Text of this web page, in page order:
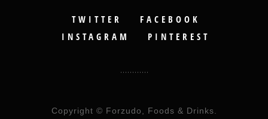
TWITTER
FACEBOOK
INSTAGRAM
PINTEREST
Copyright © Forzudo, Foods & Drinks.